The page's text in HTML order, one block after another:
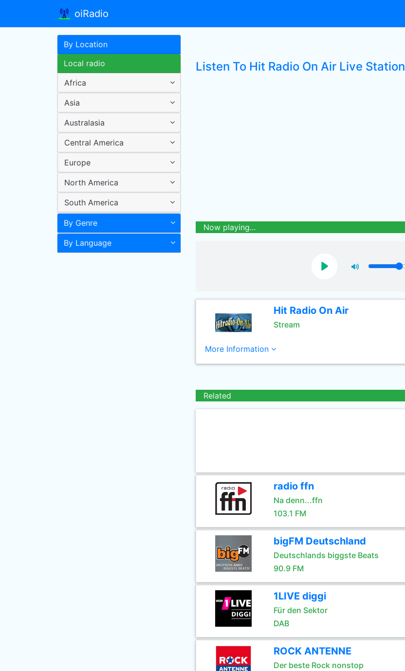
oiRadio
By Location
Local radio
Africa
Asia
Australasia
Central America
Europe
North America
South America
By Genre
By Language
Listen To Hit Radio On Air Live Station
Now playing...
Hit Radio On Air
Stream
More Information
Related
radio ffn
Na denn...ffn
103.1 FM
bigFM Deutschland
Deutschlands biggste Beats
90.9 FM
1LIVE diggi
Für den Sektor
DAB
ROCK ANTENNE
Der beste Rock nonstop